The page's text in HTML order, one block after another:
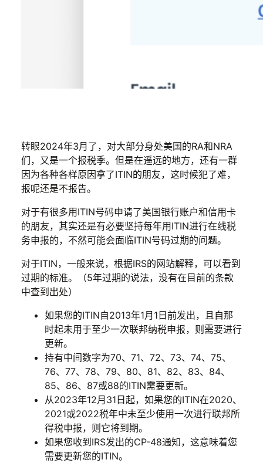
转眼2024年3月了，对大部分身处美国的RA和NRA
们，又是一个报税季。但是在遥远的地方，还有一群
因为各种各样原因拿了ITIN的朋友，这时候犯了难，
报呢还是不报告。
对于有很多用ITIN号码申请了美国银行账户和信用卡
的朋友，其实还是有必要坚持每年用ITIN进行在线税
务申报的，不然可能会面临ITIN号码过期的问题。
对于ITIN，一般来说，根据IRS的网站解释，可以看到
过期的标准。（5年过期的说法，没有在目前的条款
中查到出处）
如果您的ITIN自2013年1月1日前发出，且自那
时起未用于至少一次联邦纳税申报，则需要进行
更新。
持有中间数字为70、71、72、73、74、75、
76、77、78、79、80、81、82、83、84、
85、86、87或88的ITIN需要更新。
从2023年12月31日起，如果您的ITIN在2020、
2021或2022税年中未至少使用一次进行联邦所
得税申报，则它将到期。
如果您收到IRS发出的CP-48通知，这意味着您
需要更新您的ITIN。